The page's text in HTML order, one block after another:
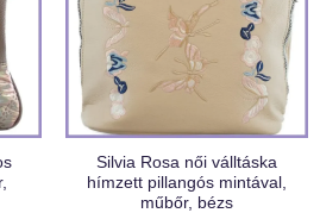
Silvia Rosa női válltáska
hímzett pillangós mintával,
műbőr, bézs